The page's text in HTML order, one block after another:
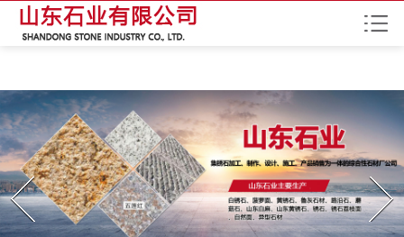
红杏网站污,红杏APP视频 网址,红杏APP下载地址,红杏APP成年网特黄
Prev Next